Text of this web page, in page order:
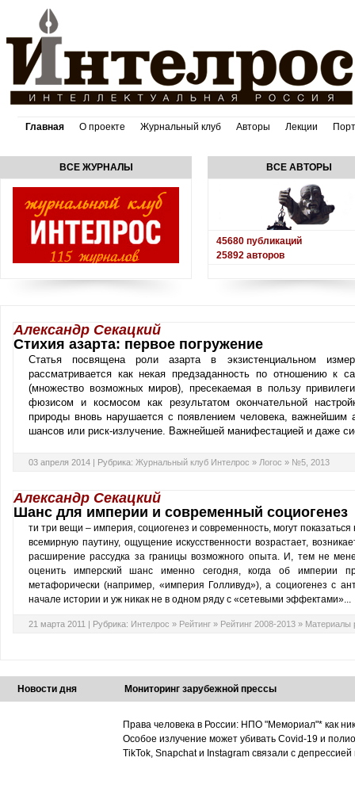
Главная О проекте Журнальный клуб Авторы Лекции
ВСЕ ЖУРНАЛЫ ВСЕ АВТОРЫ
45680 публикаций
25892 авторов
Александр Секацкий
Стихия азарта: первое погружение
Статья посвящена роли азарта в экзистенциальном
рассматривается как некая предзаданность по отношению к
(множество возможных миров), пресекаемая в пользу
фюзисом и космосом как результатом окончательной
природы вновь нарушается с появлением человека, важнейшим
шансов или риск-излучение. Важнейшей манифестацией и даже
03 апреля 2014 | Рубрика: Журнальный клуб Интелрос » Логос » №5, 2013
Александр Секацкий
Шанс для империи и современный социогенез
ти три вещи – империя, социогенез и современность, могут
всемирную паутину, ощущение искусственности возрастает,
расширение рассудка за границы возможного опыта. И, тем не
оценить имперский шанс именно сегодня, когда об империи
метафорически (например, «империя Голливуд»), а социогенез с
начале истории и уж никак не в одном ряду с «сетевыми эффектами»...
21 марта 2011 | Рубрика: Интелрос » Рейтинг » Рейтинг 2008-2013 » Материалы
Новости дня Мониторинг зарубежной прессы
Права человека в России: НПО "Мемориал"* как
Особое излучение может убивать Covid-19 и
TikTok, Snapchat и Instagram связали с